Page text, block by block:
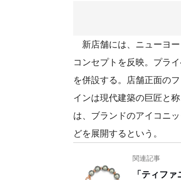
新店舗には、ニューヨー
コンセプトを反映。プラ
を併設する。店舗正面の
インは現代建築の巨匠と
は、ブランドのアイコニ
どを展開するという。
関連記事
「ティフ